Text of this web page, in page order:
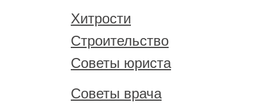
Хитрости
Строительство
Советы юриста
Советы врача